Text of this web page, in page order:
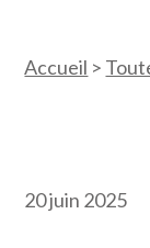
Accueil >
20 juin 2025